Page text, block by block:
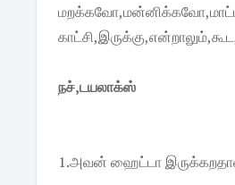
நச்,டயலாக்ஸ்
1.அவன் ஹைட்டா இருக்கறதால